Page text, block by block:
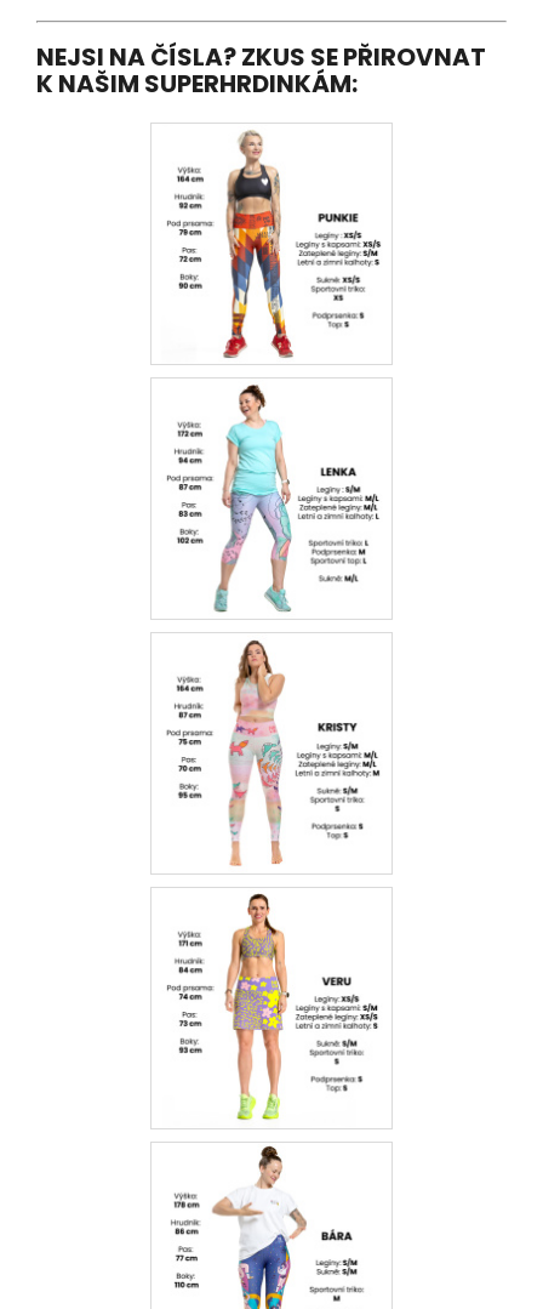
NEJSI NA ČÍSLA? ZKUS SE PŘIROVNAT
K NAŠIM SUPERHRDINKÁM: